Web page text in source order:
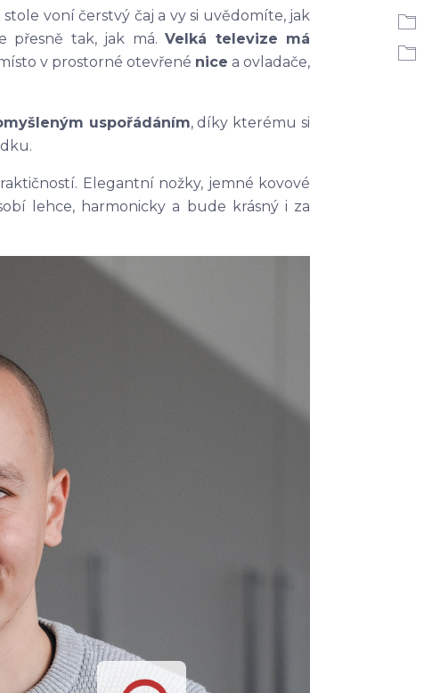
voní čerstvý čaj a vy si uvědomíte, jak
přesně tak, jak má.Velká televize má
v prostorné otevřené nice a ovladače,
uspořádáním, díky kterému si
Elegantní nožky, jemné kovové
lehce, harmonicky a bude krásný i za